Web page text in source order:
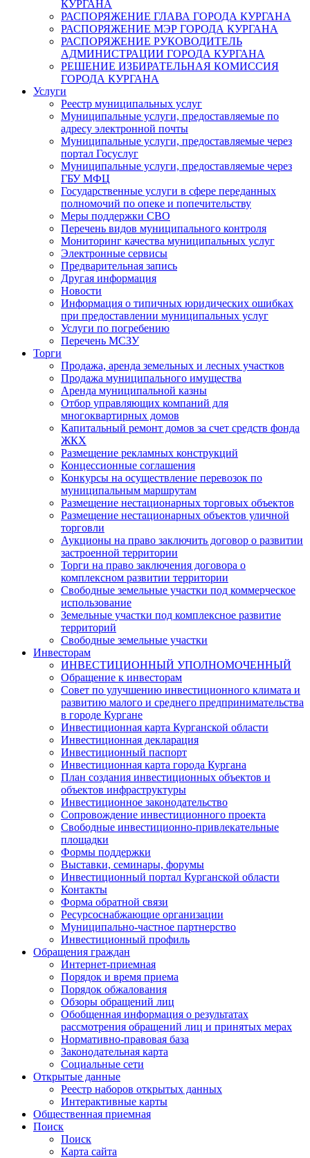
КУРГАНА
РАСПОРЯЖЕНИЕ ГЛАВА ГОРОДА КУРГАНА
РАСПОРЯЖЕНИЕ МЭР ГОРОДА КУРГАНА
РАСПОРЯЖЕНИЕ РУКОВОДИТЕЛЬ
АДМИНИСТРАЦИИ ГОРОДА КУРГАНА
РЕШЕНИЕ ИЗБИРАТЕЛЬНАЯ КОМИССИЯ
ГОРОДА КУРГАНА
Услуги
Реестр муниципальных услуг
Муниципальные услуги, предоставляемые по
адресу электронной почты
Муниципальные услуги, предоставляемые через
портал Госуслуг
Муниципальные услуги, предоставляемые через
ГБУ МФЦ
Государственные услуги в сфере переданных
полномочий по опеке и попечительству
Меры поддержки СВО
Перечень видов муниципального контроля
Мониторинг качества муниципальных услуг
Электронные сервисы
Предварительная запись
Другая информация
Новости
Информация о типичных юридических ошибках
при предоставлении муниципальных услуг
Услуги по погребению
Перечень МСЗУ
Торги
Продажа, аренда земельных и лесных участков
Продажа муниципального имущества
Аренда муниципальной казны
Отбор управляющих компаний для
многоквартирных домов
Капитальный ремонт домов за счет средств фонда
ЖКХ
Размещение рекламных конструкций
Концессионные соглашения
Конкурсы на осуществление перевозок по
муниципальным маршрутам
Размещение нестационарных торговых объектов
Размещение нестационарных объектов уличной
торговли
Аукционы на право заключить договор о развитии
застроенной территории
Торги на право заключения договора о
комплексном развитии территории
Свободные земельные участки под коммерческое
использование
Земельные участки под комплексное развитие
территорий
Свободные земельные участки
Инвесторам
ИНВЕСТИЦИОННЫЙ УПОЛНОМОЧЕННЫЙ
Обращение к инвесторам
Совет по улучшению инвестиционного климата и
развитию малого и среднего предпринимательства
в городе Кургане
Инвестиционная карта Курганской области
Инвестиционная декларация
Инвестиционный паспорт
Инвестиционная карта города Кургана
План создания инвестиционных объектов и
объектов инфраструктуры
Инвестиционное законодательство
Сопровождение инвестиционного проекта
Свободные инвестиционно-привлекательные
площадки
Формы поддержки
Выставки, семинары, форумы
Инвестиционный портал Курганской области
Контакты
Форма обратной связи
Ресурсоснабжающие организации
Муниципально-частное партнерство
Инвестиционный профиль
Обращения граждан
Интернет-приемная
Порядок и время приема
Порядок обжалования
Обзоры обращений лиц
Обобщенная информация о результатах
рассмотрения обращений лиц и принятых мерах
Нормативно-правовая база
Законодательная карта
Социальные сети
Открытые данные
Реестр наборов открытых данных
Интерактивные карты
Общественная приемная
Поиск
Поиск
Карта сайта